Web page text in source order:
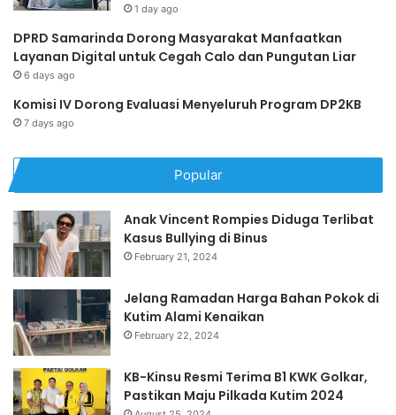
1 day ago
DPRD Samarinda Dorong Masyarakat Manfaatkan
Layanan Digital untuk Cegah Calo dan Pungutan Liar
6 days ago
Komisi IV Dorong Evaluasi Menyeluruh Program DP2KB
7 days ago
Popular
Anak Vincent Rompies Diduga Terlibat
Kasus Bullying di Binus
February 21, 2024
Jelang Ramadan Harga Bahan Pokok di
Kutim Alami Kenaikan
February 22, 2024
KB-Kinsu Resmi Terima B1 KWK Golkar,
Pastikan Maju Pilkada Kutim 2024